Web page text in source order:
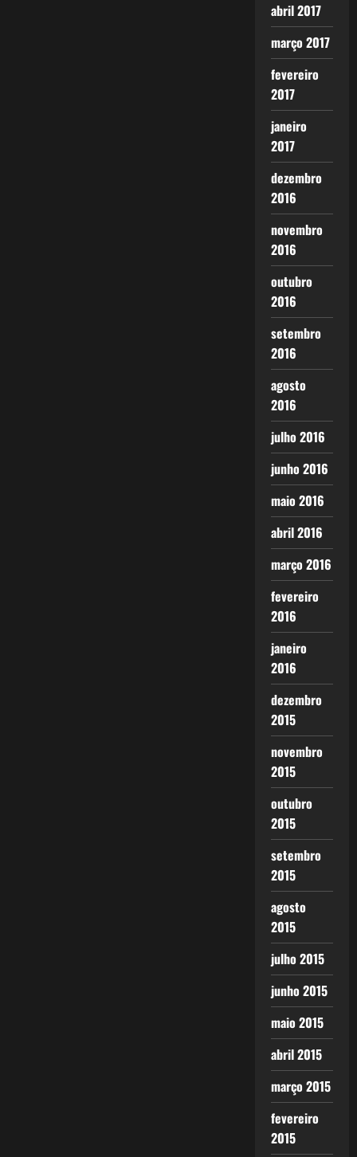
abril 2017
março 2017
fevereiro
2017
janeiro
2017
dezembro
2016
novembro
2016
outubro
2016
setembro
2016
agosto
2016
julho 2016
junho 2016
maio 2016
abril 2016
março 2016
fevereiro
2016
janeiro
2016
dezembro
2015
novembro
2015
outubro
2015
setembro
2015
agosto
2015
julho 2015
junho 2015
maio 2015
abril 2015
março 2015
fevereiro
2015